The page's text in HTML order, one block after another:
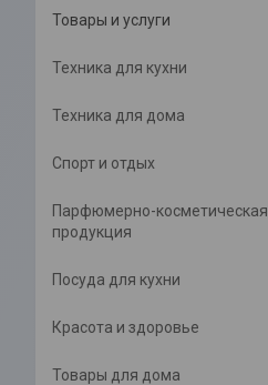
Товары и услуги
Техника для кухни
Техника для дома
Спорт и отдых
Парфюмерно-косметическая
продукция
Посуда для кухни
Красота и здоровье
Товары для дома